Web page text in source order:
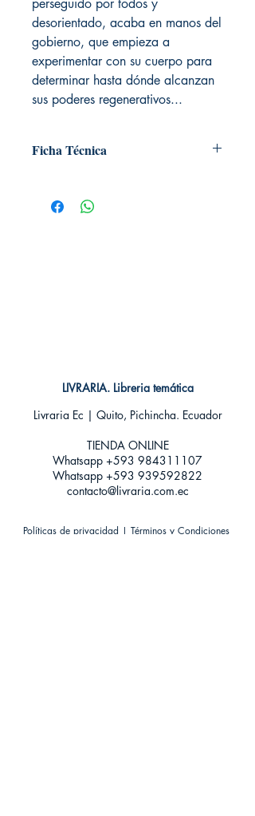
perseguido por todos y
desorientado, acaba en manos del
gobierno, que empieza a
experimentar con su cuerpo para
determinar hasta dónde alcanzan
sus poderes regenerativos...
Ficha Técnica
Editorial: Norma
Idioma: Castellano
LIVRARIA. Libreria temática
Livraria Ec | Quito, Pichincha. Ecuador
TIENDA ONLINE​
Whatsapp +593 984311107
Whatsapp +593 939592822
contacto@livraria.com.ec
Políticas de privacidad | Términos y Condiciones